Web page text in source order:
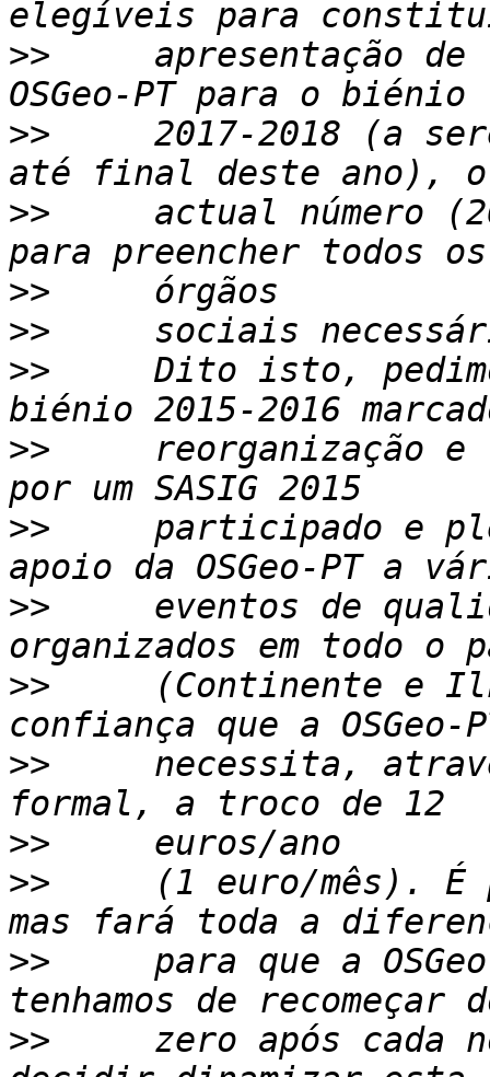
>>
apresentação de
>>
2017-2018 (a
>>
actual número
>>
>>
>>
Dito isto,
>>
reorganização e
>>
participado e
>>
eventos de
>>
(Continente e
>>
necessita,
>>
>>
(1 euro/mês). É
>>
para que a
>>
zero após cada